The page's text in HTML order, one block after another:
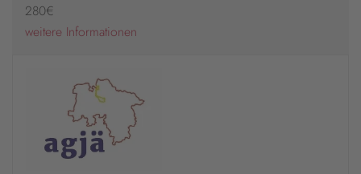
280€
weitere Informationen